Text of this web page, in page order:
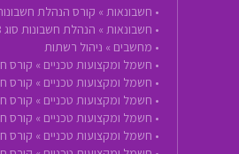
• חשבונאות » קורס הנהלת חשבונות
• חשבונאות » הנהלת חשבונות סוג 3
• מחשבים » ניהול רשתות
• חשמל ומקצועות טכניים » קורס
• חשמל ומקצועות טכניים » קורס
• חשמל ומקצועות טכניים » קורס
• חשמל ומקצועות טכניים » קורס
• חשמל ומקצועות טכניים » קורס